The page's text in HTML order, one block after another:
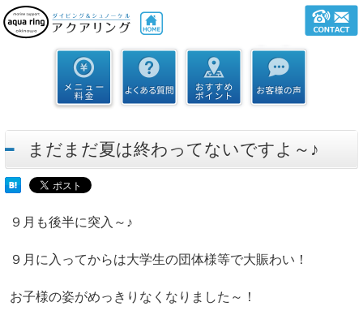
まだまだ夏は終わってないですよ～♪
９月も後半に突入～♪
９月に入ってからは大学生の団体様等で大賑わい！
お子様の姿がめっきりなくなりました～！